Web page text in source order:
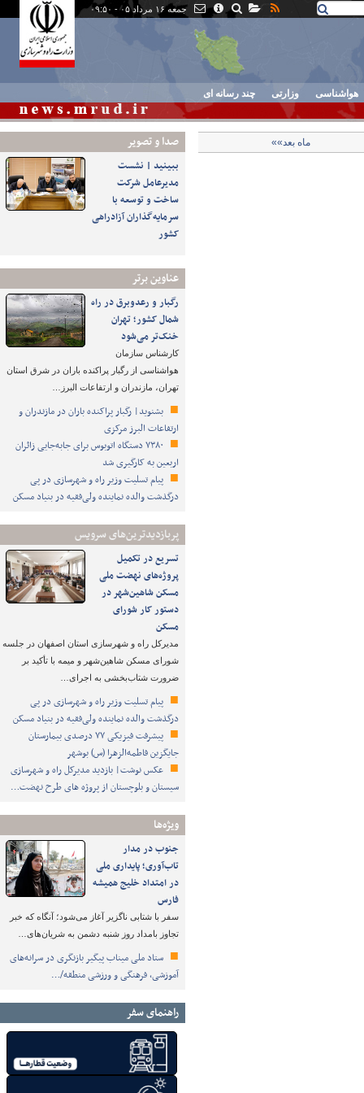
جمعه ۱۶ مرداد ۰۵ - ۰۹:۵۰
هواشناسی وزارتی چند رسانه ای
صدا و تصوير
ببینید | نشست
مدیرعامل شرکت
ساخت و توسعه با
سرمایه‌گذاران آزادراهی
کشور
عناوین برتر
رگبار و رعدوبرق در راه
شمال کشور؛ تهران
خنک‌تر می‌شود
کارشناس سازمان
هواشناسی از رگبار پراکنده باران در شرق استان
تهران، مازندران و ارتفاعات البرز…
بشنوید| رگبار پراکنده باران در مازندران و
ارتفاعات البرز مرکزی
۷۳۸۰ دستگاه اتوبوس برای جابه‌جایی زائران
اربعین به‌ کارگیری شد
پیام تسلیت وزیر راه و شهرسازی در پی
درگذشت والده نماینده ولی‌فقیه در بنیاد مسکن
پربازدیدترین‌های سرویس
تسریع در تکمیل
پروژه‌های نهضت ملی
مسکن شاهین‌شهر در
دستور کار شورای
مسکن
مدیرکل راه و شهرسازی استان اصفهان در جلسه
شورای مسکن شاهین‌شهر و میمه با تأکید بر
ضرورت شتاب‌بخشی به اجرای…
پیام تسلیت وزیر راه و شهرسازی در پی
درگذشت والده نماینده ولی‌فقیه در بنیاد مسکن
پیشرفت فیزیکی ۷۷ درصدی بیمارستان
جایگزین فاطمه‌الزهرا (س) بوشهر
عکس نوشت| بازدید مدیرکل راه و شهرسازی
سیستان و بلوچستان از پروژه های طرح نهضت…
ویژه‌ها
جنوب در مدار
تاب‌آوری؛ پایداری ملی
در امتداد خلیج همیشه
فارس
سفر با شتابی ناگزیر آغاز می‌شود؛ آنگاه که خبر
تجاوز بامداد روز شنبه دشمن به شریان‌های…
ستاد ملی میناب پیگیر بازنگری در سرانه‌های
آموزشی، فرهنگی و ورزشی منطقه/…
راهنمای سفر
ماه بعد»»